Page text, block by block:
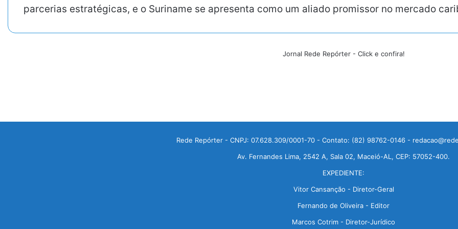
parcerias estratégicas, e o Suriname se apresenta como um aliado promissor no mercado
Jornal Rede Repórter - Click e confira!
Rede Repórter - CNPJ: 07.628.309/0001-70 - Contato: (82) 98762-0146 -
Av. Fernandes Lima, 2542 A, Sala 02, Maceió-AL, CEP: 57052-400.
EXPEDIENTE:
Vitor Cansanção - Diretor-Geral
Fernando de Oliveira - Editor
Marcos Cotrim - Diretor-Jurídico